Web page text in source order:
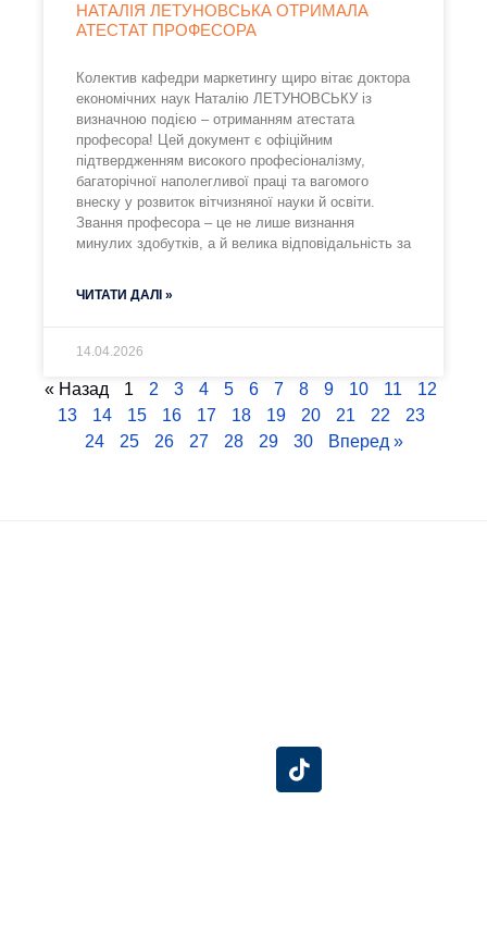
НАТАЛІЯ ЛЕТУНОВСЬКА ОТРИМАЛА
АТЕСТАТ ПРОФЕСОРА
Колектив кафедри маркетингу щиро вітає доктора
економічних наук Наталію ЛЕТУНОВСЬКУ із
визначною подією – отриманням атестата
професора! Цей документ є офіційним
підтвердженням високого професіоналізму,
багаторічної наполегливої праці та вагомого
внеску у розвиток вітчизняної науки й освіти.
Звання професора – це не лише визнання
минулих здобутків, а й велика відповідальність за
ЧИТАТИ ДАЛІ »
14.04.2026
« Назад 1 2 3 4 5 6 7 8 9 10 11
12
13
14 15 16 17 18 19 20 21 22
23
24
25 26 27 28 29 30 Вперед »